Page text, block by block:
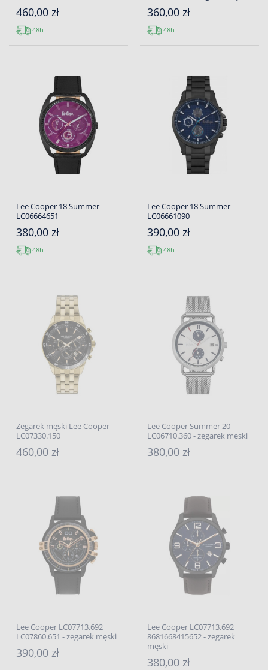
460,00 zł
48h
360,00 zł
48h
Lee Cooper 18 Summer
LC06664651
380,00 zł
48h
Lee Cooper 18 Summer
LC06661090
390,00 zł
48h
Zegarek męski Lee Cooper
LC07330.150
460,00 zł
Lee Cooper Summer 20
LC06710.360 - zegarek meski
380,00 zł
Lee Cooper LC07713.692
LC07860.651 - zegarek męski
390,00 zł
Lee Cooper LC07713.692
8681668415652 - zegarek
męski
380,00 zł